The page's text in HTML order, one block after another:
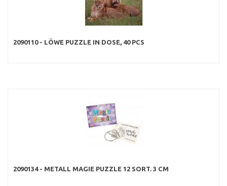
2090110 - LÖWE PUZZLE IN DOSE, 40 PCS
2090134 - METALL MAGIE PUZZLE 12 SORT. 3 CM